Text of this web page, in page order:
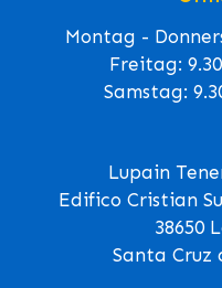
Montag -
Freitag:
Samstag:
Lupain
Edifico Cristian
38650
Santa Cruz